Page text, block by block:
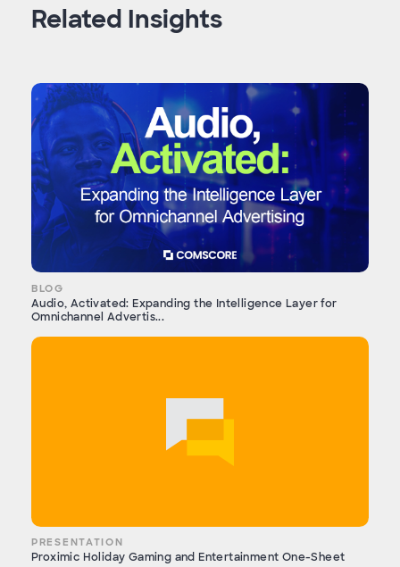
Related Insights
BLOG
Audio, Activated: Expanding the Intelligence Layer for
Omnichannel Advertis...
PRESENTATION
Proximic Holiday Gaming and Entertainment One-Sheet